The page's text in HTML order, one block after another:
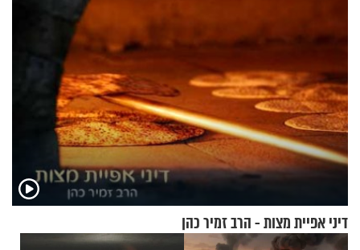
וגד דנינו
דיני אפיית מצות - הרב זמיר כהן